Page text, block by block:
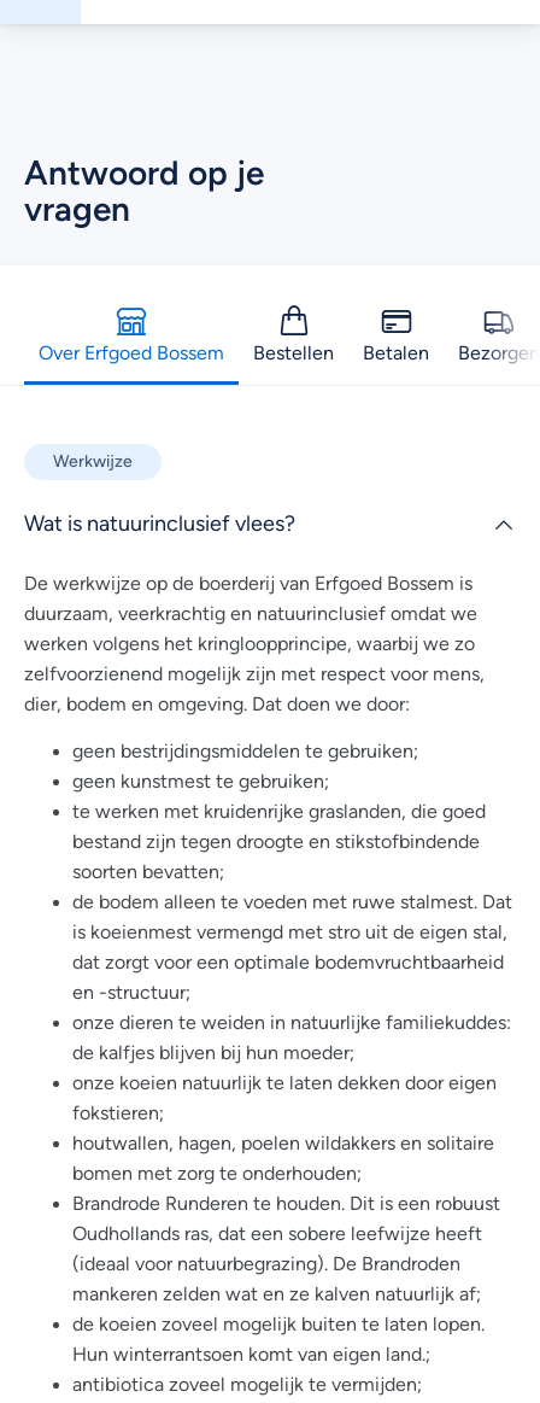
Antwoord op je
vragen
Over Erfgoed Bossem Bestellen Betalen Bezorgen
Werkwijze
Wat is natuurinclusief vlees?
De werkwijze op de boerderij van Erfgoed Bossem is
duurzaam, veerkrachtig en natuurinclusief omdat we
werken volgens het kringloopprincipe, waarbij we zo
zelfvoorzienend mogelijk zijn met respect voor mens,
dier, bodem en omgeving. Dat doen we door:
geen bestrijdingsmiddelen te gebruiken;
geen kunstmest te gebruiken;
te werken met kruidenrijke graslanden, die goed
bestand zijn tegen droogte en stikstofbindende
soorten bevatten;
de bodem alleen te voeden met ruwe stalmest. Dat
is koeienmest vermengd met stro uit de eigen stal,
dat zorgt voor een optimale bodemvruchtbaarheid
en -structuur;
onze dieren te weiden in natuurlijke familiekuddes:
de kalfjes blijven bij hun moeder;
onze koeien natuurlijk te laten dekken door eigen
fokstieren;
houtwallen, hagen, poelen wildakkers en solitaire
bomen met zorg te onderhouden;
Brandrode Runderen te houden. Dit is een robuust
Oudhollands ras, dat een sobere leefwijze heeft
(ideaal voor natuurbegrazing). De Brandroden
mankeren zelden wat en ze kalven natuurlijk af;
de koeien zoveel mogelijk buiten te laten lopen.
Hun winterrantsoen komt van eigen land.;
antibiotica zoveel mogelijk te vermijden;